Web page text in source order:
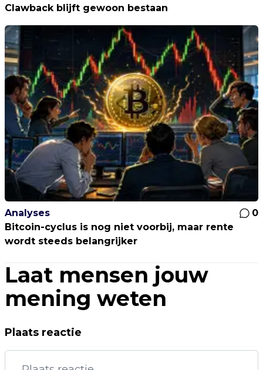
Clawback blijft gewoon bestaan
Analyses
0
Bitcoin-cyclus is nog niet voorbij, maar rente
wordt steeds belangrijker
Laat mensen jouw
mening weten
Plaats reactie